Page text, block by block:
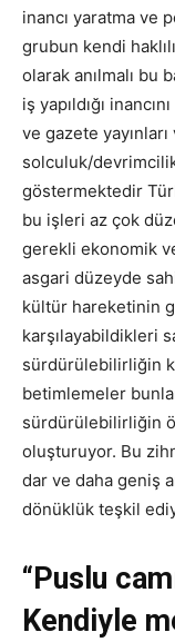
inancı yaratma ve
grubun kendi
olarak anılmalı bu
iş yapıldığı
ve gazete yayınları
solculuk/
göstermektedir
bu işleri az çok
gerekli ekonomik
asgari düzeyde
kültür hareketinin
karşılayabildikleri
sürdürülebilirliğin
betimlemeler
sürdürülebilirliğin
oluşturuyor. Bu
dar ve daha geniş
dönüklük teşkil
“Puslu
Kendiyle